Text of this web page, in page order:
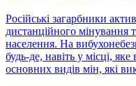
Російські загарбники
дистанційного мінування
населення. На
будь-де, навіть у місці,
основних видів мін, які